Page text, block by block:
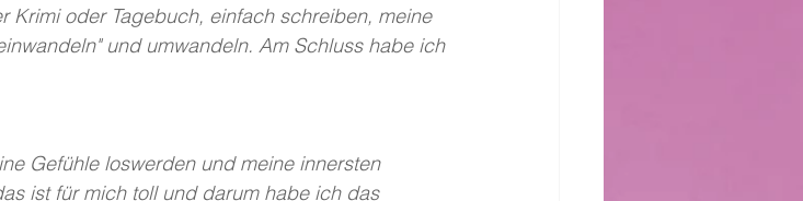
Krimi oder Tagebuch, einfach schreiben, meine
und umwandeln. Am Schluss habe ich
Gefühle loswerden und meine innersten
ist für mich toll und darum habe ich das